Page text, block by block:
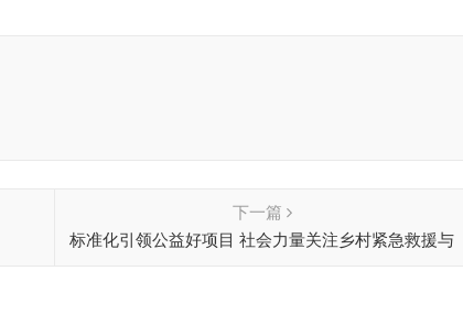
下一篇
标准化引领公益好项目 社会力量关注乡村紧急救援与